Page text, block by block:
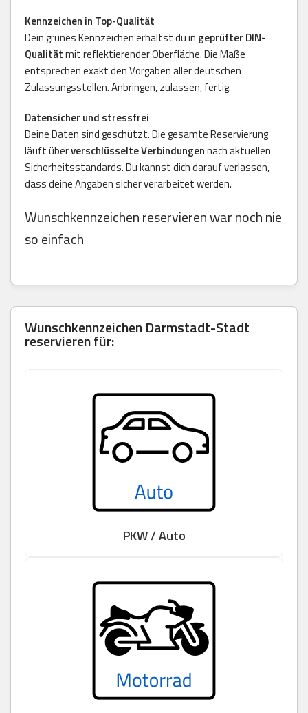
Kennzeichen in Top-Qualität
Dein grünes Kennzeichen erhältst du in geprüfter DIN-
Qualitätmit reflektierender Oberfläche. Die Maße
entsprechen exakt den Vorgaben aller deutschen
Zulassungsstellen. Anbringen, zulassen, fertig.
Datensicher und stressfrei
Deine Daten sind geschützt. Die gesamte Reservierung
läuft überverschlüsselte Verbindungennach aktuellen
Sicherheitsstandards. Du kannst dich darauf verlassen,
dass deine Angaben sicher verarbeitet werden.
Wunschkennzeichen reservieren war noch nie
so einfach
WunschkennzeichenDarmstadt-Stadt
reservieren für:
PKW / Auto